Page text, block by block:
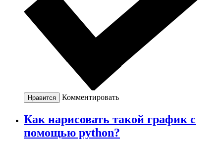
Нравится Комментировать
Как нарисовать такой график с
помощью python?